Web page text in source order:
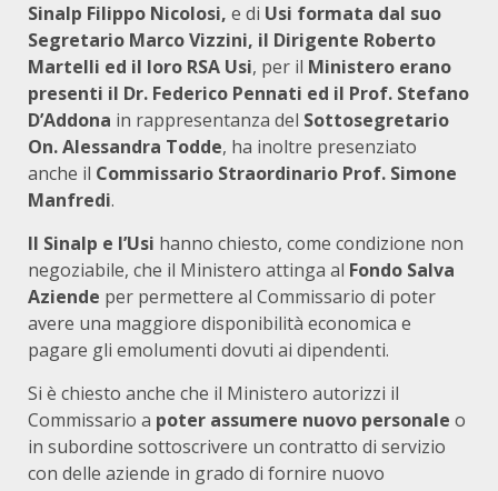
Sinalp Filippo Nicolosi, e di Usi formata dal suo
Segretario Marco Vizzini, il Dirigente Roberto
Martelli ed il loro RSA Usi, per il Ministero erano
presenti il Dr. Federico Pennati ed il Prof. Stefano
D’Addona in rappresentanza del Sottosegretario
On. Alessandra Todde, ha inoltre presenziato
anche il Commissario Straordinario Prof. Simone
Manfredi.
Il Sinalp e l’Usi hanno chiesto, come condizione non
negoziabile, che il Ministero attinga al Fondo Salva
Aziende per permettere al Commissario di poter
avere una maggiore disponibilità economica e
pagare gli emolumenti dovuti ai dipendenti.
Si è chiesto anche che il Ministero autorizzi il
Commissario a poter assumere nuovo personale o
in subordine sottoscrivere un contratto di servizio
con delle aziende in grado di fornire nuovo